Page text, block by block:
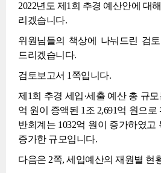
2022년도 제1회 추경 예산안에 대
리겠습니다.
위원님들의 책상에 나눠드린 검
드리겠습니다.
검토보고서 1쪽입니다.
제1회 추경 세입·세출 예산 총 규
억 원이 증액된 1조 2,691억 원으
반회계는 1032억 원이 증가하였고
증가한 규모입니다.
다음은 2쪽, 세입예산의 재원별 현